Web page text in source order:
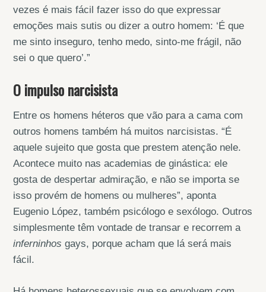
vezes é mais fácil fazer isso do que expressar
emoções mais sutis ou dizer a outro homem: ‘É que
me sinto inseguro, tenho medo, sinto-me frágil, não
sei o que quero’.”
O impulso narcisista
Entre os homens héteros que vão para a cama com
outros homens também há muitos narcisistas. “É
aquele sujeito que gosta que prestem atenção nele.
Acontece muito nas academias de ginástica: ele
gosta de despertar admiração, e não se importa se
isso provém de homens ou mulheres”, aponta
Eugenio López, também psicólogo e sexólogo. Outros
simplesmente têm vontade de transar e recorrem a
inferninhos gays, porque acham que lá será mais
fácil.